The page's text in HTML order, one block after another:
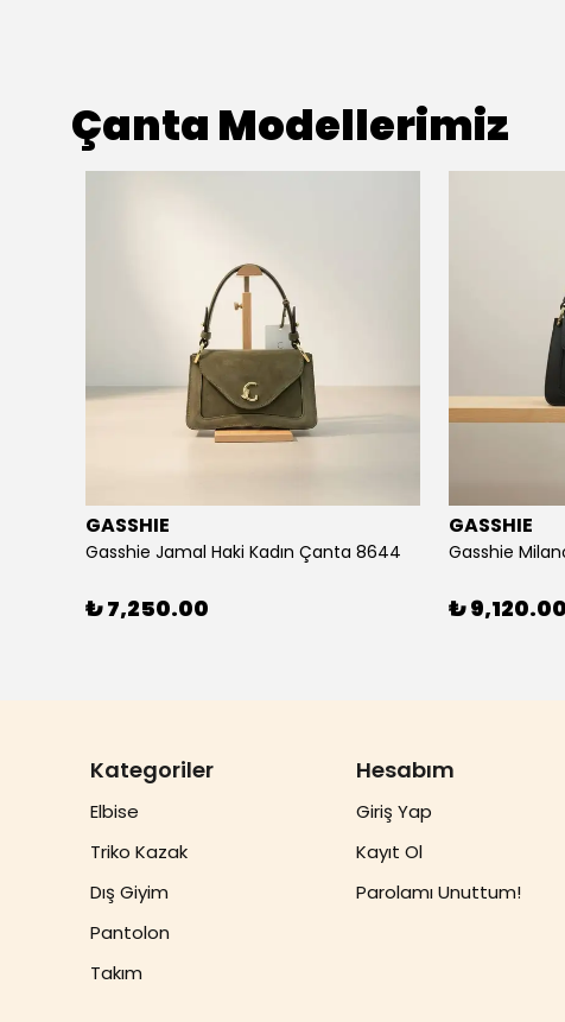
Çanta Modellerimiz
GASSHIE
Gasshie Jamal Haki Kadın Çanta 8644
₺ 7,250.00
GASSHIE
Gasshie
₺ 9,120.00
Kategoriler
Elbise
Triko Kazak
Dış Giyim
Pantolon
Takım
Hesabım
Giriş Yap
Kayıt Ol
Parolamı Unuttum!